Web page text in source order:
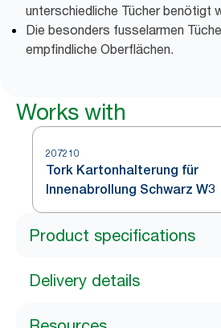
unterschiedliche Tücher benötigt
Die besonders fusselarmen
empfindliche Oberflächen.
Works with
207210
Tork Kartonhalterung für
Innenabrollung Schwarz W3
Product specifications
Delivery details